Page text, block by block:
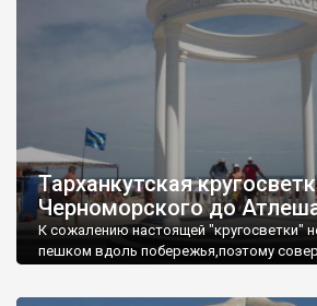
Тарханкутская
Черноморского до
К сожалению настоящей "кругосветки"
пешком вдоль побережья,поэтому